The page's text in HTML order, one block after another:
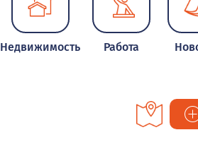
Недвижимость Работа